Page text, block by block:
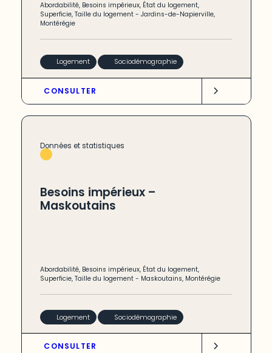
Abordabilité, Besoins impérieux, État du logement,
Superficie,Taille du logement -Jardins-de-Napierville,
Montérégie
Logement Sociodémographie
CONSULTER
Données et statistiques
Besoins impérieux –
Maskoutains
Abordabilité, Besoins impérieux, État du logement,
Superficie,Taille du logement - Maskoutains, Montérégie
Logement Sociodémographie
CONSULTER